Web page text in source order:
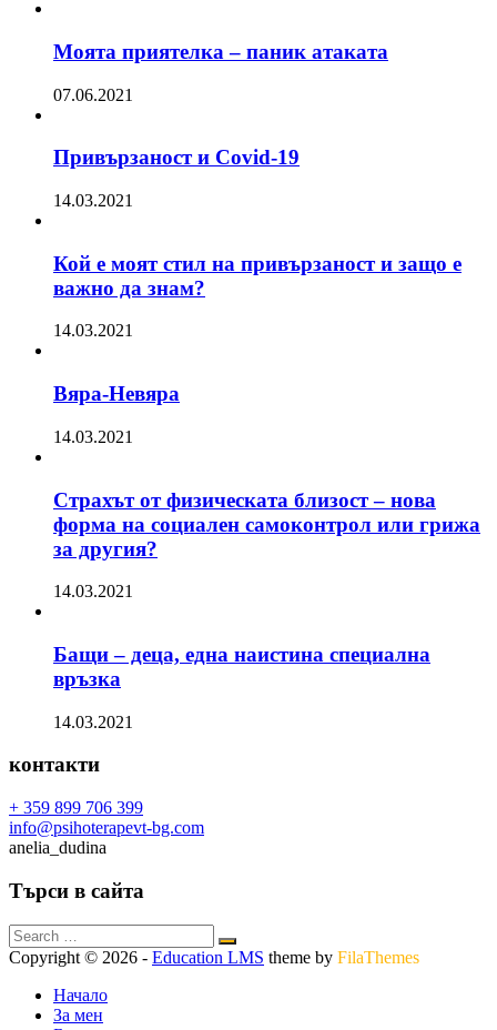
Моята приятелка – паник атаката
07.06.2021
Привързаност и Covid-19
14.03.2021
Кой е моят стил на привързаност и защо е
важно да знам?
14.03.2021
Вяра-Невяра
14.03.2021
Страхът от физическата близост – нова
форма на социален самоконтрол или грижа
за другия?
14.03.2021
Бащи – деца, една наистина специална
връзка
14.03.2021
контакти
+ 359 899 706 399
info@psihoterapevt-bg.com
anelia_dudina
Търси в сайта
Copyright © 2026 - Education LMS theme by FilaThemes
Начало
За мен